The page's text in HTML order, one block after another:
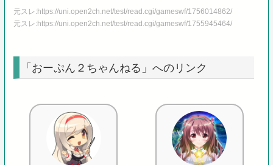
元スレ:https://uni.open2ch.net/test/read.cgi/gameswf/1756014862/
元スレ:https://uni.open2ch.net/test/read.cgi/gameswf/1755945464/
「おーぷん２ちゃんねる」へのリンク